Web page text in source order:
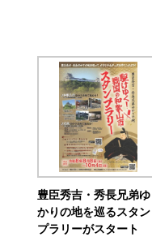
豊臣秀吉・秀長兄弟ゆ
かりの地を巡るスタン
プラリーがスタート